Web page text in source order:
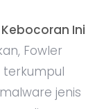
Ini
Fowler
jenis